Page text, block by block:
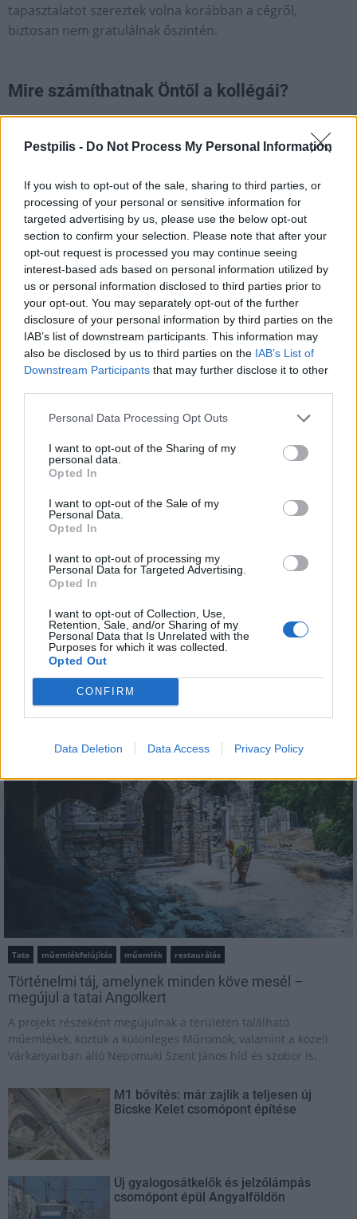
Pestpilis - Do Not Process My Personal Information
If you wish to opt-out of the sale, sharing to third parties, or
processing of your personal or sensitive information for
targeted advertising by us, please use the below opt-out
section to confirm your selection. Please note that after your
opt-out request is processed you may continue seeing
interest-based ads based on personal information utilized by
us or personal information disclosed to third parties prior to
your opt-out. You may separately opt-out of the further
disclosure of your personal information by third parties on the
IAB’s list of downstream participants. This information may
also be disclosed by us to third parties on the IAB’s List of
Downstream Participants that may further disclose it to other
Personal Data Processing Opt Outs
I want to opt-out of the Sharing of my
personal data.
Opted In
I want to opt-out of the Sale of my
Personal Data.
Opted In
I want to opt-out of processing my
Personal Data for Targeted Advertising.
Opted In
I want to opt-out of Collection, Use,
Retention, Sale, and/or Sharing of my
Personal Data that Is Unrelated with the
Purposes for which it was collected.
Opted Out
CONFIRM
Data Deletion Data Access Privacy Policy
tapasztalatot szereztek volna korábban a cégről,
biztosan nem gratulálnak őszintén.
Mire számíthatnak Öntől a kollégái?
Négy éve erősítem a Duna Group csapatát. Azt
gondolom, van annak jelentősége, hogy személyemben
Ez a társaság építeni akar.
A Duna Aszfalt Zrt. elismerten egy
rendkívül dinamikus szervezet. A kollégáim
arra számíthatnak tőlem, hogy az
innováció fenntartását és a technológiai
fegyelem további maradéktalan betartását
várom.
Tekintettel arra, hogy a hazai teher és személygépkocsi
szerint még jelentősen nőni fog Magyarországon, én az
előttünk álló feladatok tengerét látom. Hiszen az
országban mind a kötöttpályás, mind a közúti hálózatok
fejlesztése és fenntartása terén rendkívüli a
lemaradásunk.
Országos útépítés interjú Duna Aszfalt Zrt.
kötött pálya
Duna Group
MAGYAR ÉPÍTŐK
Tata műemlékfelújítás műemlék restaurálás
Történelmi táj, amelynek minden köve mesél –
megújul a tatai Angolkert
A projekt részeként megújulnak a területen található
műemlékek, köztük a különleges Műromok, valamint a közeli
Várkanyarban álló Nepomuki Szent János híd és szobor is.
M1 bővítés: már zajlik a teljesen új
Bicske Kelet csomópont építése
Új gyalogosátkelők és jelzőlámpás
csomópont épül Angyalföldön